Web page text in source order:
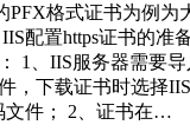
PFX格式证书为例为
配置https证书的准
1、IIS服务器需要
，下载证书时选择
文件； 2、证书在…